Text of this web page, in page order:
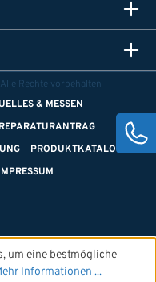
Rechte vorbehalten
& MESSEN
REPARATURANTRAG
PRODUKTKATALOGE
um eine bestmögliche
Informationen ...